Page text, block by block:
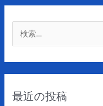
:最近の投稿